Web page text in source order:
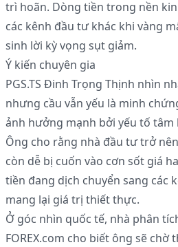
trì hoãn. Dòng tiền trong nền
các kênh đầu tư khác khi vàng
sinh lời kỳ vọng sụt giảm.
Ý kiến chuyên gia
PGS.TS Đinh Trọng Thịnh nhìn
nhưng cầu vẫn yếu là minh
ảnh hưởng mạnh bởi yếu tố tâm
Ông cho rằng nhà đầu tư trở
còn dễ bị cuốn vào cơn sốt giá
tiền đang dịch chuyển sang các
mang lại giá trị thiết thực.
Ở góc nhìn quốc tế, nhà phân
FOREX.com cho biết ông sẽ chờ